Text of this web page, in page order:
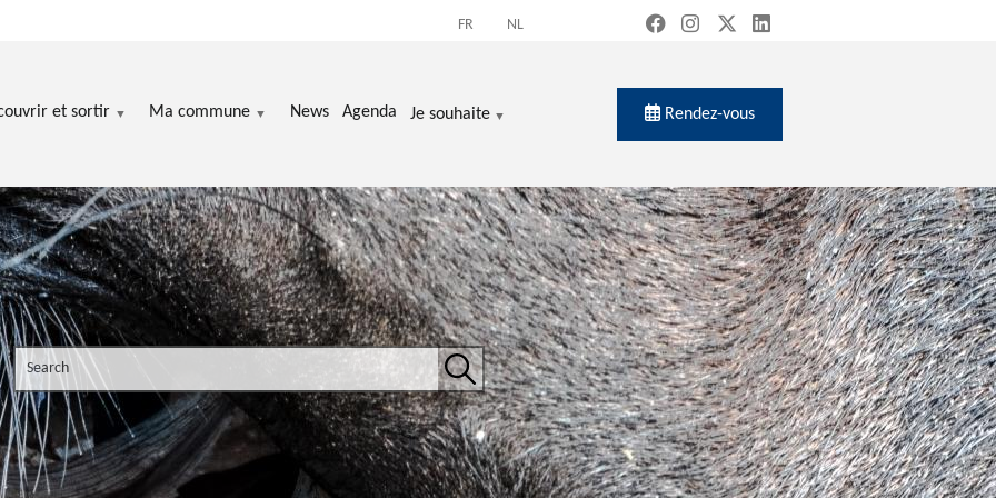
FR NL
et sortir Ma commune News Agenda Je souhaite Rendez-vous
Search the site
Search